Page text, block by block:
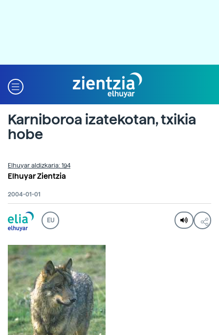
Karniboroa izatekotan, txikia
hobe
Elhuyar aldizkaria: 194
Elhuyar Zientzia
2004-01-01
EU